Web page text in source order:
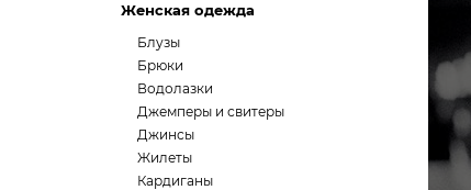
Женская одежда
Блузы
Брюки
Водолазки
Джемперы и свитеры
Джинсы
Жилеты
Кардиганы